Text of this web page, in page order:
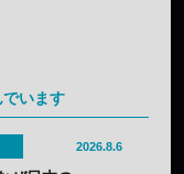
います
2026.8.6